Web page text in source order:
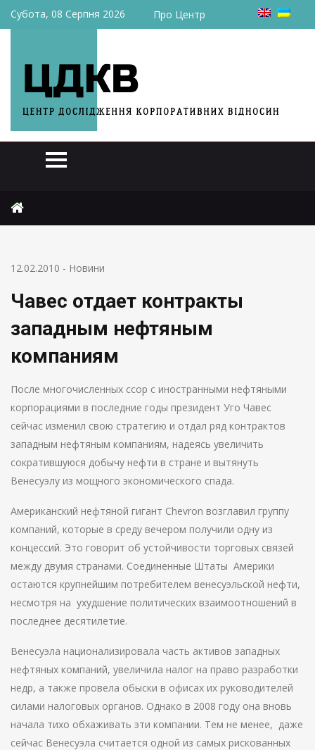
Субота, 08 Серпня 2026 Про Центр
Чавес отдает контракты западным нефтяным компаниям
12.02.2010 - Новини
Чавес отдает контракты
западным нефтяным
компаниям
После многочисленных ссор с иностранными нефтяными
корпорациями в последние годы президент Уго Чавес
сейчас изменил свою стратегию и отдал ряд контрактов
западным нефтяным компаниям, надеясь увеличить
сократившуюся добычу нефти в стране и вытянуть
Венесуэлу из мощного экономического спада.
Американский нефтяной гигант Chevron возглавил группу
компаний, которые в среду вечером получили одну из
концессий. Это говорит об устойчивости торговых связей
между двумя странами. Соединенные Штаты Америки
остаются крупнейшим потребителем венесуэльской нефти,
несмотря на ухудшение политических взаимоотношений в
последнее десятилетие.
Венесуэла национализировала часть активов западных
нефтяных компаний, увеличила налог на право разработки
недр, а также провела обыски в офисах их руководителей
силами налоговых органов. Однако в 2008 году она вновь
начала тихо обхаживать эти компании. Тем не менее, даже
сейчас Венесуэла считается одной из самых рискованных